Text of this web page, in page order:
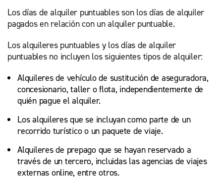
Los días de alquiler puntuables son los días de alquiler
pagados en relación con un alquiler puntuable.
Los alquileres puntuables y los días de alquiler
puntuables no incluyen los siguientes tipos de alquiler:
Alquileres de vehículo de sustitución de aseguradora,
concesionario, taller o flota, independientemente de
quién pague el alquiler.
Los alquileres que se incluyan como parte de un
recorrido turístico o un paquete de viaje.
Alquileres de prepago que se hayan reservado a
través de un tercero, incluidas las agencias de viajes
externas online, entre otros.